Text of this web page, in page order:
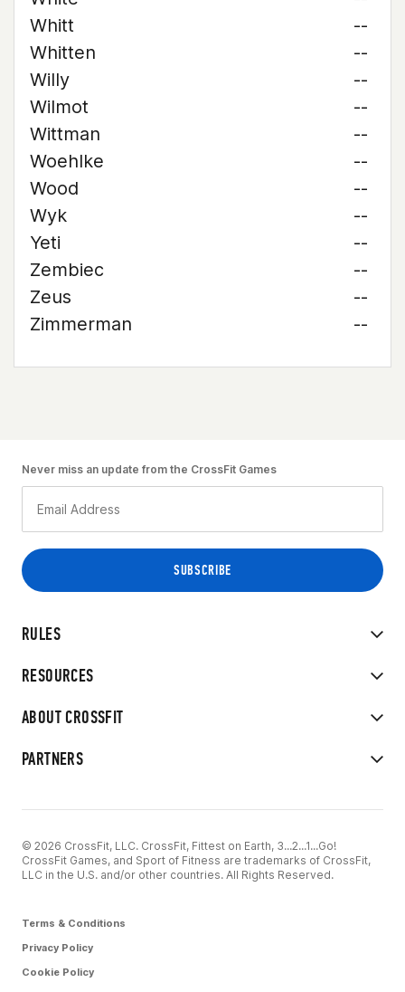
Whitt
--
Whitten
--
Willy
--
Wilmot
--
Wittman
--
Woehlke
--
Wood
--
Wyk
--
Yeti
--
Zembiec
--
Zeus
--
Zimmerman
--
RULES
RESOURCES
ABOUT CROSSFIT
PARTNERS
Never miss an update from the CrossFit Games
© 2026 CrossFit, LLC. CrossFit, Fittest on Earth, 3...2...1...Go!
CrossFit Games, and Sport of Fitness are trademarks of CrossFit,
LLC in the U.S. and/or other countries. All Rights Reserved.
Terms & Conditions
Privacy Policy
Cookie Policy